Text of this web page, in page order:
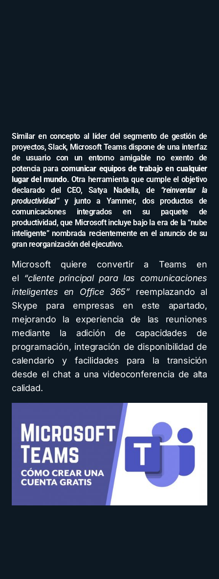
Similar en concepto al líder del segmento de gestión de
proyectos, Slack, Microsoft Teams dispone de una interfaz
de usuario con un entorno amigable no exento de
potencia para comunicar equipos de trabajo en cualquier
lugar del mundo. Otra herramienta que cumple el objetivo
declarado del CEO, Satya Nadella, de “reinventar la
productividad”y junto a Yammer, dos productos de
comunicaciones integrados en su paquete de
productividad, que Microsoft incluye bajo la era de la “nube
inteligente” nombrada recientemente en el anuncio de su
gran reorganización del ejecutivo.
Microsoft quiere convertir a Teams en
el
“cliente principal para las comunicaciones
inteligentes en Office 365” reemplazando al
Skype para empresas en este apartado,
mejorando la experiencia de las reuniones
mediante la adición de capacidades de
programación, integración de disponibilidad de
calendario y facilidades para la transición
desde el chat a una videoconferencia de alta
calidad.